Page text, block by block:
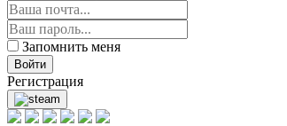
Запомнить меня
Войти
Регистрация